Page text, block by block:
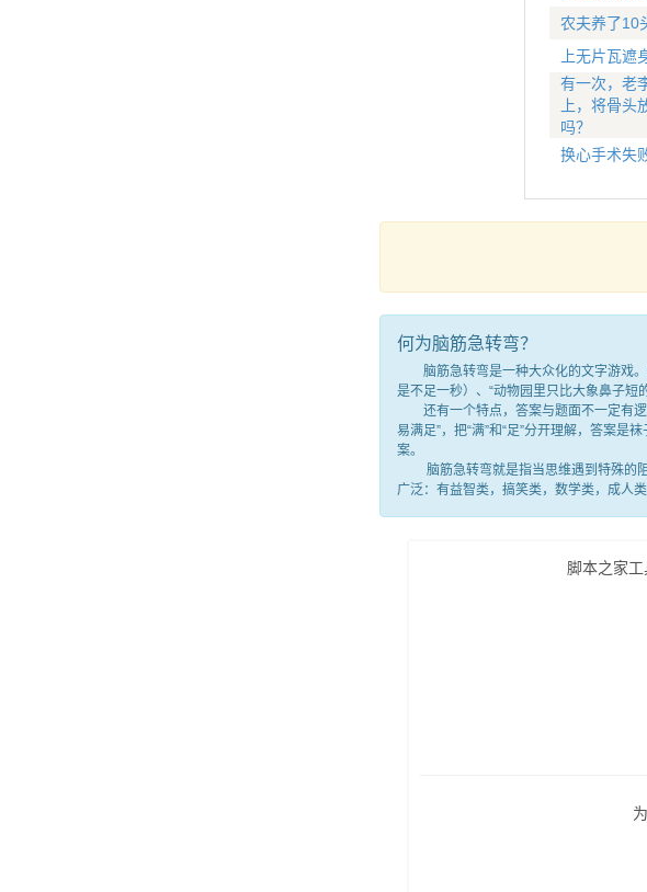
农夫养了10
上无片瓦遮
有一次，老
上，将骨
吗？
换心手术失
何为脑筋急转弯？
脑筋急转弯是一种大众化的文字游戏。
是不足一秒）、“动物园里只比大象鼻子短
还有一个特点，答案与题面不一定有逻
易满足”，把“满”和“足”分开理解，答案
案。
脑筋急转弯就是指当思维遇到特殊的阻
广泛：有益智类，搞笑类，数学类，成人
脚本之家